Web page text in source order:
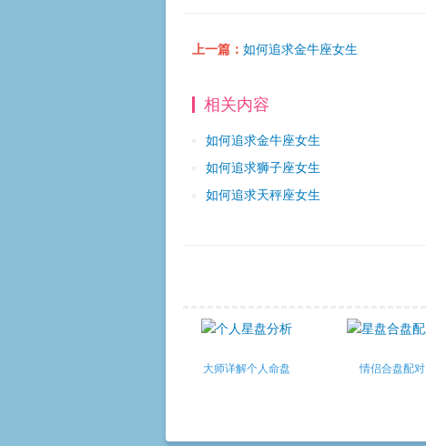
上一篇： 如何追求金牛座女生
相关内容
如何追求金牛座女生
如何追求狮子座女生
如何追求天秤座女生
大师详解个人命盘 情侣合盘配对